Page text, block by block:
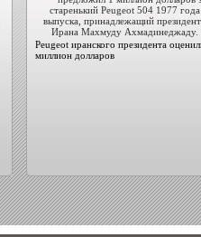
Peugeot иранского президента
миллион долларов